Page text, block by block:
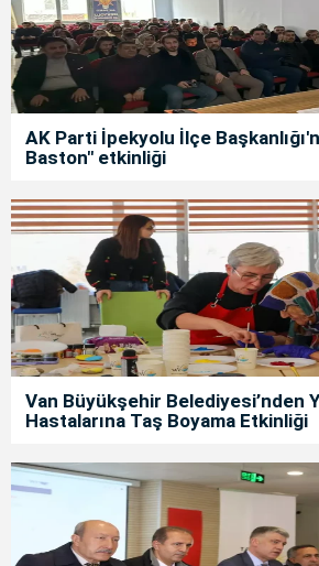
AK Parti İpekyolu İlçe
Baston" etkinliği
Van Büyükşehir Belediyesi’nden
Hastalarına Taş Boyama Etkinliği